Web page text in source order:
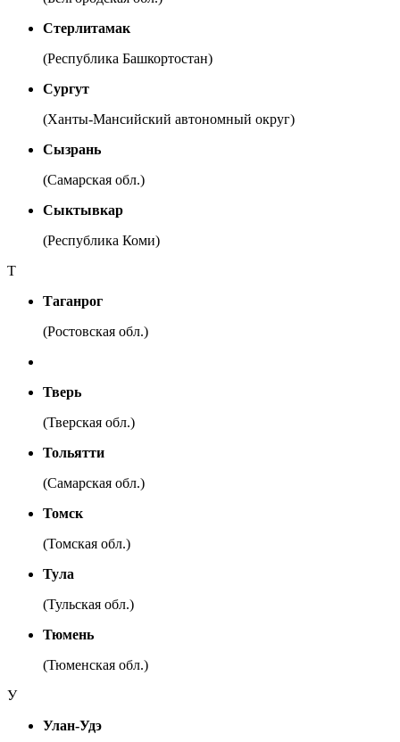
Стерлитамак
(Республика Башкортостан)
Сургут
(Ханты-Мансийский автономный округ)
Сызрань
(Самарская обл.)
Сыктывкар
(Республика Коми)
Т
Таганрог
(Ростовская обл.)
Тверь
(Тверская обл.)
Тольятти
(Самарская обл.)
Томск
(Томская обл.)
Тула
(Тульская обл.)
Тюмень
(Тюменская обл.)
У
Улан-Удэ